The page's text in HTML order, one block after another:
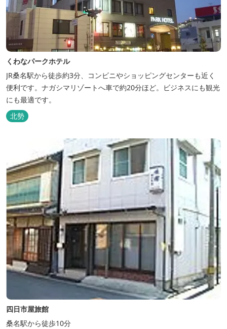
くわなパークホテル
JR桑名駅から徒歩約3分、コンビニやショッピングセンターも近く
便利です。ナガシマリゾートへ車で約20分ほど。ビジネスにも観光
にも最適です。
北勢
四日市屋旅館
桑名駅から徒歩10分